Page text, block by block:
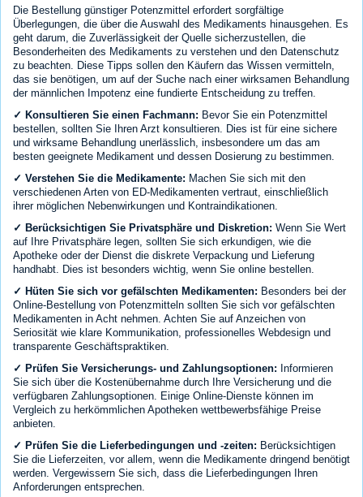
Die Bestellung günstiger Potenzmittel erfordert sorgfältige
Überlegungen, die über die Auswahl des Medikaments hinausgehen. Es
geht darum, die Zuverlässigkeit der Quelle sicherzustellen, die
Besonderheiten des Medikaments zu verstehen und den Datenschutz
zu beachten. Diese Tipps sollen den Käufern das Wissen vermitteln,
das sie benötigen, um auf der Suche nach einer wirksamen Behandlung
der männlichen Impotenz eine fundierte Entscheidung zu treffen.
✓ Konsultieren Sie einen Fachmann: Bevor Sie ein Potenzmittel
bestellen, sollten Sie Ihren Arzt konsultieren. Dies ist für eine sichere
und wirksame Behandlung unerlässlich, insbesondere um das am
besten geeignete Medikament und dessen Dosierung zu bestimmen.
✓ Verstehen Sie die Medikamente: Machen Sie sich mit den
verschiedenen Arten von ED-Medikamenten vertraut, einschließlich
ihrer möglichen Nebenwirkungen und Kontraindikationen.
✓ Berücksichtigen Sie Privatsphäre und Diskretion: Wenn Sie Wert
auf Ihre Privatsphäre legen, sollten Sie sich erkundigen, wie die
Apotheke oder der Dienst die diskrete Verpackung und Lieferung
handhabt. Dies ist besonders wichtig, wenn Sie online bestellen.
✓ Hüten Sie sich vor gefälschten Medikamenten: Besonders bei der
Online-Bestellung von Potenzmitteln sollten Sie sich vor gefälschten
Medikamenten in Acht nehmen. Achten Sie auf Anzeichen von
Seriosität wie klare Kommunikation, professionelles Webdesign und
transparente Geschäftspraktiken.
✓ Prüfen Sie Versicherungs- und Zahlungsoptionen: Informieren
Sie sich über die Kostenübernahme durch Ihre Versicherung und die
verfügbaren Zahlungsoptionen. Einige Online-Dienste können im
Vergleich zu herkömmlichen Apotheken wettbewerbsfähige Preise
anbieten.
✓ Prüfen Sie die Lieferbedingungen und -zeiten: Berücksichtigen
Sie die Lieferzeiten, vor allem, wenn die Medikamente dringend benötigt
werden. Vergewissern Sie sich, dass die Lieferbedingungen Ihren
Anforderungen entsprechen.